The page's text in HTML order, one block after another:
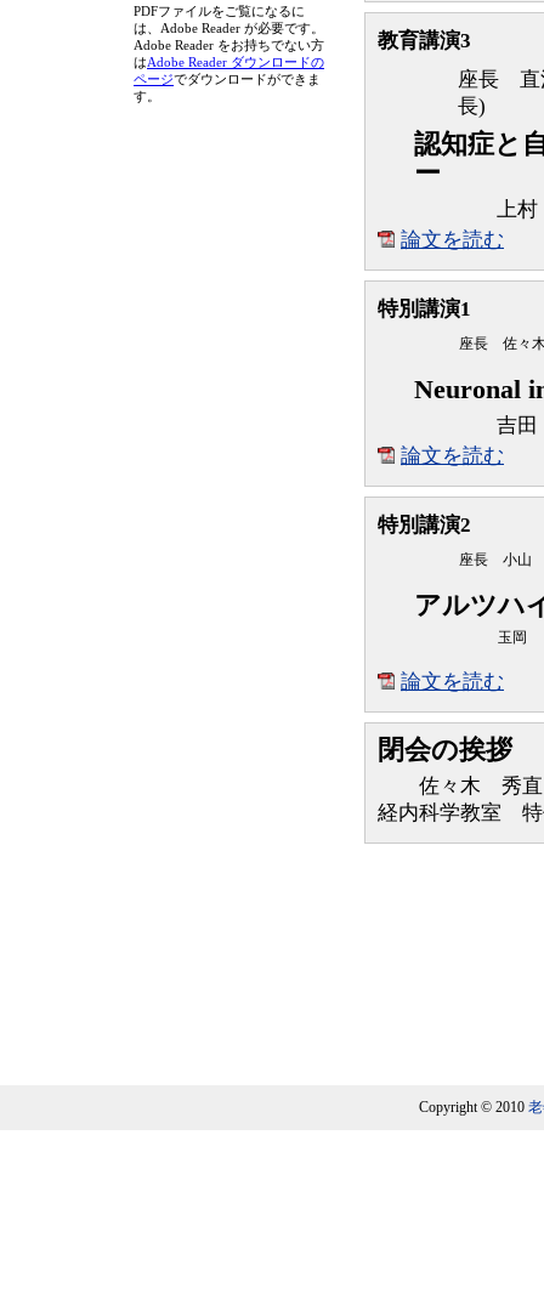
教育講演3
座長 直
長)
認知症と
ー
上
論文を読む
特別講演1
座長 佐々
Neuronal
吉
論文を読む
特別講演2
座長 小
アルツハ
玉岡
論文を読む
閉会の挨拶
佐々木 秀直（
経内科学教室 特
PDFファイルをご覧になるに
は、Adobe Reader が必要です。
Adobe Reader をお持ちでない方
はAdobe Reader ダウンロードの
ページでダウンロードができま
す。
Copyright © 2010